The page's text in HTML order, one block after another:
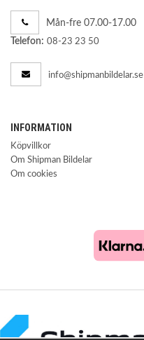
Mån-fre 07.00-17.00
Telefon: 08-23 23 50
info@shipmanbildelar.se
INFORMATION
Köpvillkor
Om Shipman Bildelar
Om cookies